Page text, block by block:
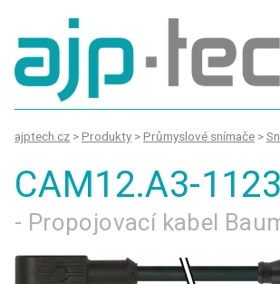
ajptech.cz >Produkty >Průmyslové snímače >
CAM12.A3-
- Propojovací kabel